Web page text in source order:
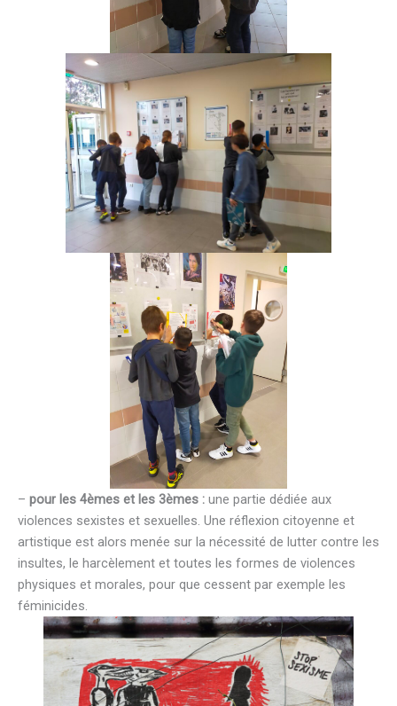
– pour les 4èmes et les 3èmes : une partie dédiée aux
violences sexistes et sexuelles. Une réflexion citoyenne et
artistique est alors menée sur la nécessité de lutter contre les
insultes, le harcèlement et toutes les formes de violences
physiques et morales, pour que cessent par exemple les
féminicides.